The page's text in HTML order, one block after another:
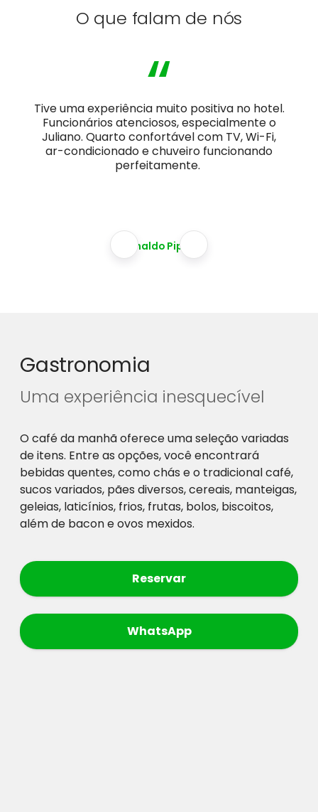
O que falam de nós
“
Tive uma experiência muito positiva no hotel.
Funcionários atenciosos, especialmente o
Juliano. Quarto confortável com TV, Wi-Fi,
ar-condicionado e chuveiro funcionando
perfeitamente.
Agnaldo Pippa
Gastronomia
Uma experiência inesquecível
O café da manhã oferece uma seleção variadas
de itens. Entre as opções, você encontrará
bebidas quentes, como chás e o tradicional café,
sucos variados, pães diversos, cereais, manteigas,
geleias, laticínios, frios, frutas, bolos, biscoitos,
além de bacon e ovos mexidos.
Reservar
WhatsApp